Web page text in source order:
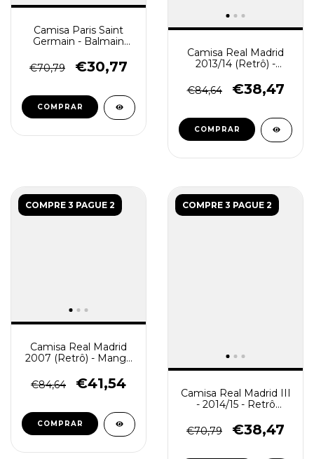
Camisa Paris Saint
Germain - Balmain
€70,79
€30,77
COMPRAR
Camisa Real Madrid
2013/14 (Retrô) -
Masculina - Branca
€84,64 €38,47
COMPRAR
COMPRE 3 PAGUE 2
Camisa Real Madrid
2007 (Retrô) - Manga
Preta
€84,64 €41,54
COMPRAR
COMPRE 3 PAGUE 2
Camisa Real Madrid III
- 2014/15 - Retrô
€70,79
€38,47